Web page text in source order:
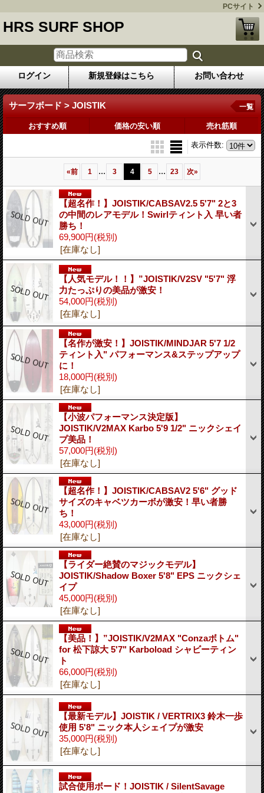
PCサイト
HRS SURF SHOP
ログイン 新規登録はこちら お問い合わせ
サーフボード > JOISTIK 一覧
おすすめ順 価格の安い順 売れ筋順
表示件数:
«前 1 ... 3 4 5 ... 23 次»
【超名作！】JOISTIK/CABSAV2.5 5'7" 2と3
の中間のレアモデル！Swirlティント入 早い者
勝ち！
69,900円(税別)
[在庫なし]
【人気モデル！！】”JOISTIK/V2SV "5'7" 浮
力たっぷりの美品が激安！
54,000円(税別)
[在庫なし]
【名作が激安！】JOISTIK/MINDJAR 5'7 1/2
ティント入" パフォーマンス&ステップアップ
に！
18,000円(税別)
[在庫なし]
【小波パフォーマンス決定版】
JOISTIK/V2MAX Karbo 5'9 1/2" ニックシェイ
プ美品！
57,000円(税別)
[在庫なし]
【超名作！】JOISTIK/CABSAV2 5'6" グッド
サイズのキャベツカーボが激安！早い者勝
ち！
43,000円(税別)
[在庫なし]
【ライダー絶賛のマジックモデル】
JOISTIK/Shadow Boxer 5'8" EPS ニックシェ
イプ
45,000円(税別)
[在庫なし]
【美品！】”JOISTIK/V2MAX "Conzaボトム"
for 松下諒大 5'7" Karboload シャビーティン
ト
66,000円(税別)
[在庫なし]
【最新モデル】JOISTIK / VERTRIX3 鈴木一歩
使用 5'8" ニック本人シェイプが激安
35,000円(税別)
[在庫なし]
試合使用ボード！JOISTIK / SilentSavage